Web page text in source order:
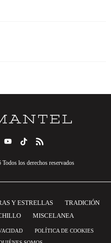
los derechos reservados
Y ESTRELLAS
TRADICIÓN
MISCELANEA
POLÍTICA DE COOKIES